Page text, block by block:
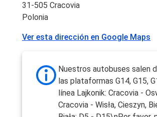
31-505 Cracovia
Polonia
Ver esta dirección en Google Maps
Nuestros autobuses salen
las plataformas G14, G15,
línea Lajkonik: Cracovia -
Cracovia - Wisła, Cieszyn,